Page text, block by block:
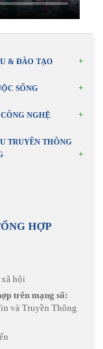
& ĐÀO TẠO
SỐNG
NGHỆ
TRUYỀN THÔNG
HỢP
hội
trên mạng số:
và Truyền Thông